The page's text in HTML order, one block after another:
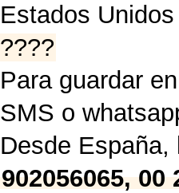
Estados
????
Para guardar
SMS o
Desde
902056065,